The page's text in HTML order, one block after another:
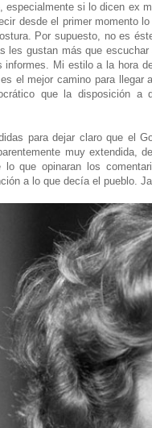
si lo dicen ex
desde el primer momento
Por supuesto, no es
les gustan más que
Mi estilo a la hora
el mejor camino para
que la disposición
para dejar claro que el
muy
que opinaran los
a lo que decía el pueblo.